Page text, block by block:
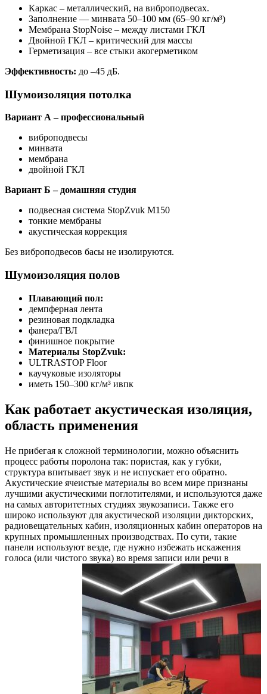
Каркас – металлический, на виброподвесах.
Заполнение — минвата 50–100 мм (65–90 кг/м³)
Мембрана StopNoise – между листами ГКЛ
Двойной ГКЛ – критический для массы
Герметизация – все стыки акогерметиком
Эффективность: до –45 дБ.
Шумоизоляция потолка
Вариант А – профессиональный
виброподвесы
минвата
мембрана
двойной ГКЛ
Вариант Б – домашняя студия
подвесная система StopZvuk М150
тонкие мембраны
акустическая коррекция
Без виброподвесов басы не изолируются.
Шумоизоляция полов
Плавающий пол:
демпферная лента
резиновая подкладка
фанера/ГВЛ
финишное покрытие
Материалы StopZvuk:
ULTRASTOP Floor
каучуковые изоляторы
иметь 150–300 кг/м³ ивпк
Как работает акустическая изоляция,
область применения
Не прибегая к сложной терминологии, можно объяснить
процесс работы поролона так: пористая, как у губки,
структура впитывает звук и не испускает его обратно.
Акустические ячеистые материалы во всем мире признаны
лучшими акустическими поглотителями, и используются даже
на самых авторитетных студиях звукозаписи. Также его
широко используют для акустической изоляции дикторских,
радиовещательных кабин, изоляционных кабин операторов на
крупных промышленных производствах. По сути, такие
панели используют везде, где нужно избежать искажения
голоса (или чистого звука) во время записи или речи в